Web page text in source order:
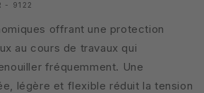
- 9122
offrant une protection
au cours de travaux qui
fréquemment. Une
légère et flexible réduit la tension